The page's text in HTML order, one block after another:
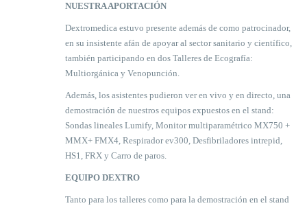
NUESTRA APORTACIÓN
Dextromedica estuvo presente además de como patrocinador,
en su insistente afán de apoyar al sector sanitario y científico,
también participando en dos Talleres de Ecografía:
Multiorgánica y Venopunción.
Además, los asistentes pudieron ver en vivo y en directo, una
demostración de nuestros equipos expuestos en el stand:
Sondas lineales Lumify, Monitor multiparamétrico MX750 +
MMX+ FMX4, Respirador ev300, Desfibriladores intrepid,
HS1, FRX y Carro de paros.
EQUIPO DEXTRO
Tanto para los talleres como para la demostración en el stand